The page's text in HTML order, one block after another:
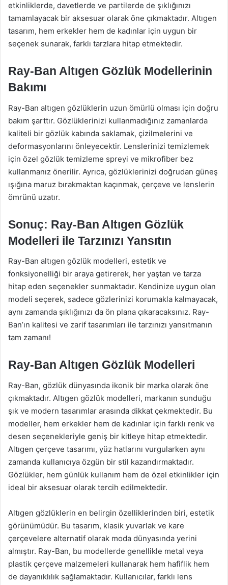
etkinliklerde, davetlerde ve partilerde de şıklığınızı
tamamlayacak bir aksesuar olarak öne çıkmaktadır. Altıgen
tasarım, hem erkekler hem de kadınlar için uygun bir
seçenek sunarak, farklı tarzlara hitap etmektedir.
Ray-Ban Altıgen Gözlük Modellerinin
Bakımı
Ray-Ban altıgen gözlüklerin uzun ömürlü olması için doğru
bakım şarttır. Gözlüklerinizi kullanmadığınız zamanlarda
kaliteli bir gözlük kabında saklamak, çizilmelerini ve
deformasyonlarını önleyecektir. Lenslerinizi temizlemek
için özel gözlük temizleme spreyi ve mikrofiber bez
kullanmanız önerilir. Ayrıca, gözlüklerinizi doğrudan güneş
ışığına maruz bırakmaktan kaçınmak, çerçeve ve lenslerin
ömrünü uzatır.
Sonuç: Ray-Ban Altıgen Gözlük
Modelleri ile Tarzınızı Yansıtın
Ray-Ban altıgen gözlük modelleri, estetik ve
fonksiyonelliği bir araya getirerek, her yaştan ve tarza
hitap eden seçenekler sunmaktadır. Kendinize uygun olan
modeli seçerek, sadece gözlerinizi korumakla kalmayacak,
aynı zamanda şıklığınızı da ön plana çıkaracaksınız. Ray-
Ban’ın kalitesi ve zarif tasarımları ile tarzınızı yansıtmanın
tam zamanı!
Ray-Ban Altıgen Gözlük Modelleri
Ray-Ban, gözlük dünyasında ikonik bir marka olarak öne
çıkmaktadır. Altıgen gözlük modelleri, markanın sunduğu
şık ve modern tasarımlar arasında dikkat çekmektedir. Bu
modeller, hem erkekler hem de kadınlar için farklı renk ve
desen seçenekleriyle geniş bir kitleye hitap etmektedir.
Altıgen çerçeve tasarımı, yüz hatlarını vurgularken aynı
zamanda kullanıcıya özgün bir stil kazandırmaktadır.
Gözlükler, hem günlük kullanım hem de özel etkinlikler için
ideal bir aksesuar olarak tercih edilmektedir.
Altıgen gözlüklerin en belirgin özelliklerinden biri, estetik
görünümüdür. Bu tasarım, klasik yuvarlak ve kare
çerçevelere alternatif olarak moda dünyasında yerini
almıştır. Ray-Ban, bu modellerde genellikle metal veya
plastik çerçeve malzemeleri kullanarak hem hafiflik hem
de dayanıklılık sağlamaktadır. Kullanıcılar, farklı lens